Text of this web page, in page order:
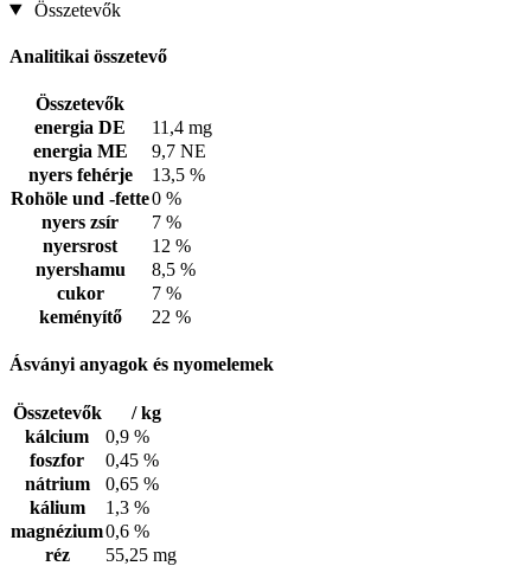
Összetevők
Analitikai összetevő
Összetevők
energia DE
11,4 mg
energia ME
9,7 NE
nyers fehérje
13,5 %
Rohöle und -fette0 %
nyers zsír
7 %
nyersrost
12 %
nyershamu
8,5 %
cukor
7 %
keményítő
22 %
Ásványi anyagok és nyomelemek
Összetevők
/ kg
kálcium
0,9 %
foszfor
0,45 %
nátrium
0,65 %
kálium
1,3 %
magnézium0,6 %
réz
55,25 mg